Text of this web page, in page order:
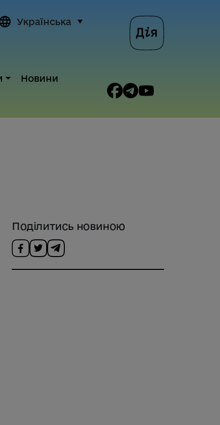
Українська
Новини
Поділитись новиною